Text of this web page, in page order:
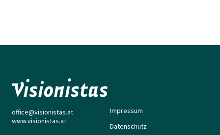
office@visionistas.at
www.visionistas.at
Impressum
Datenschutz